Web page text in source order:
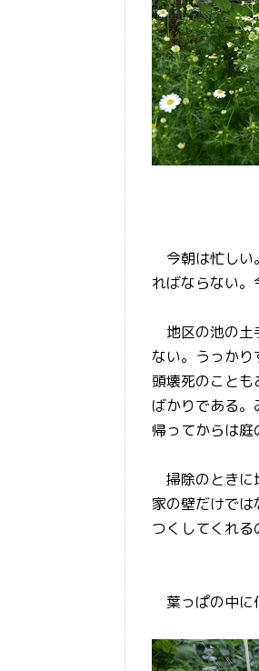
今朝は忙しい
ればならない。
地区の池の土
ない。うっか
頭壊死のこと
ばかりである。
帰ってからは庭
掃除のときに
家の壁だけで
つくしてくれる
葉っぱの中に